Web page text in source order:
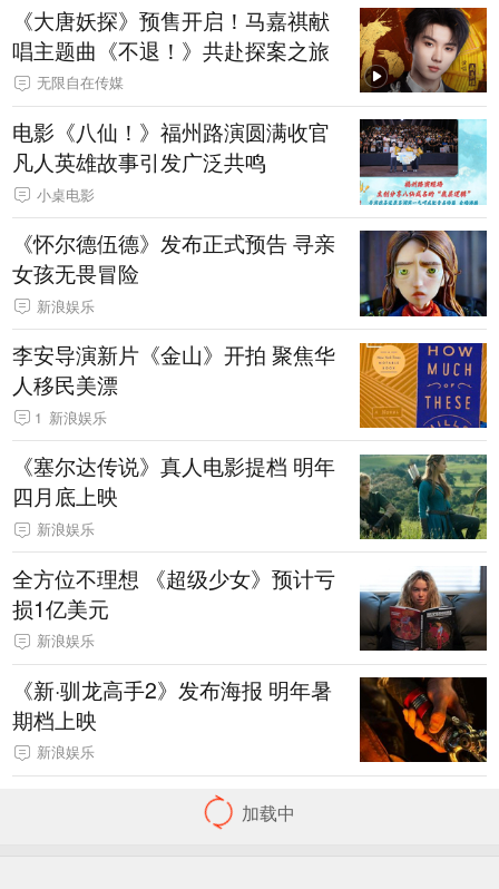
《大唐妖探》预售开启！马嘉祺献
唱主题曲《不退！》共赴探案之旅
无限自在传媒
电影《八仙！》福州路演圆满收官
凡人英雄故事引发广泛共鸣
小桌电影
《怀尔德伍德》发布正式预告 寻亲
女孩无畏冒险
新浪娱乐
李安导演新片《金山》开拍 聚焦华
人移民美漂
1 新浪娱乐
《塞尔达传说》真人电影提档 明年
四月底上映
新浪娱乐
全方位不理想 《超级少女》预计亏
损1亿美元
新浪娱乐
《新·驯龙高手2》发布海报 明年暑
期档上映
新浪娱乐
加载中